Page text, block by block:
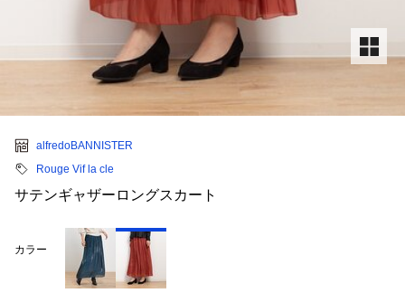
alfredoBANNISTER
Rouge Vif la cle
サテンギャザーロングスカート
カラー